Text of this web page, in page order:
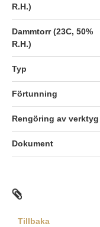
R.H.)
Dammtorr (23C, 50%
R.H.)
Typ
Förtunning
Rengöring av verktyg
Dokument
Tillbaka